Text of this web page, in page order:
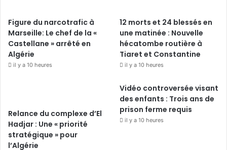
Figure du narcotrafic à
Marseille: Le chef de la «
Castellane » arrêté en
Algérie
il y a 10 heures
12 morts et 24 blessés en
une matinée : Nouvelle
hécatombe routière à
Tiaret et Constantine
il y a 10 heures
Relance du complexe d’El
Hadjar : Une « priorité
stratégique » pour
l’Algérie
Vidéo controversée visant
des enfants : Trois ans de
prison ferme requis
il y a 10 heures